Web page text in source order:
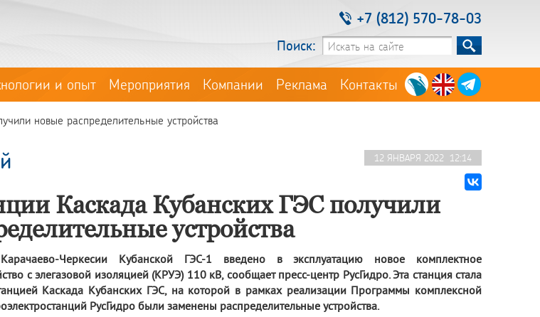
+7 (812) 570-78-03
Поиск:
и опыт Мероприятия Компании Реклама Контакты
новые распределительные устройства
12 ЯНВАРЯ 2022 12:14
Каскада Кубанских ГЭС получили
устройства
Черкесии Кубанской ГЭС-1 введено в эксплуатацию новое комплектное
с элегазовой изоляцией (КРУЭ) 110 кВ, сообщает пресс-центр РусГидро. Эта станция стала
Каскада Кубанских ГЭС, на которой в рамках реализации Программы комплексной
РусГидро были заменены распределительные устройства.